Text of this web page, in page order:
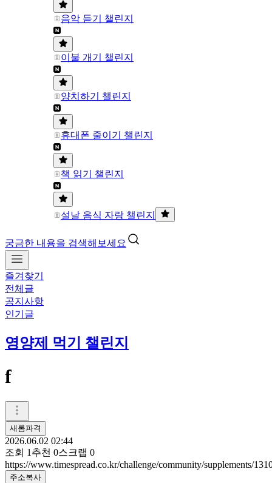
음악 듣기 챌린지
이불 개기 챌린지
양치하기 챌린지
휴대폰 줄이기 챌린지
책 읽기 챌린지
설날 음식 자랑 챌린지
궁금한 내용을 검색해보세요
즐겨찾기
전체글
공지사항
인기글
영양제 먹기 챌린지
f
새롬파격
2026.06.02 02:44
조회 1 추천 0스크랩 0
https://www.timespread.co.kr/challenge/community/supplements/
주소복사